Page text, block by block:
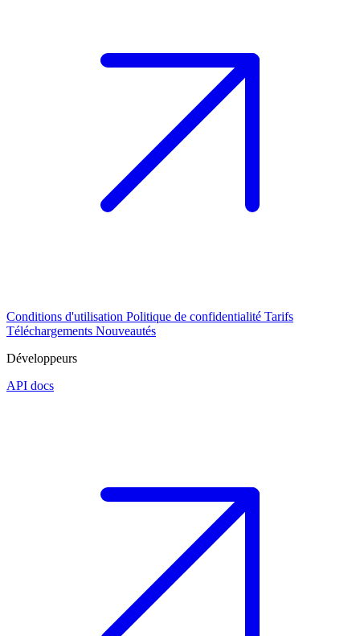
Conditions d'utilisation Politique de confidentialité Tarifs
Téléchargements Nouveautés
Développeurs
API docs